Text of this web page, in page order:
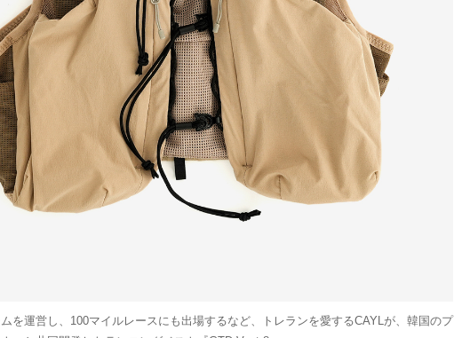
を運営し、100マイルレースにも出場するなど、トレランを愛するCAYLが、韓国のプ